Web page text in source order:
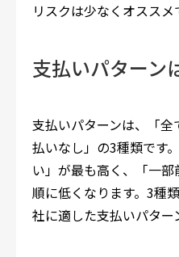
リスクは少なくオススメ
支払いパターン
支払いパターンは、「
払いなし」の3種類です
い」が最も高く、「一
順に低くなります。3種
社に適した支払いパター